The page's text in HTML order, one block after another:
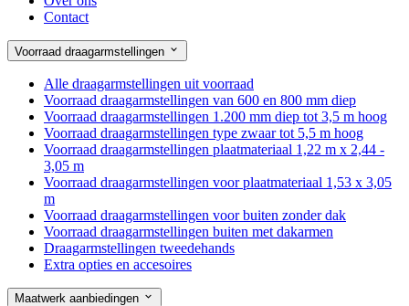
Contact
Voorraad draagarmstellingen
Alle draagarmstellingen uit voorraad
Voorraad draagarmstellingen van 600 en 800 mm diep
Voorraad draagarmstellingen 1.200 mm diep tot 3,5 m hoog
Voorraad draagarmstellingen type zwaar tot 5,5 m hoog
Voorraad draagarmstellingen plaatmateriaal 1,22 m x 2,44 -
3,05 m
Voorraad draagarmstellingen voor plaatmateriaal 1,53 x 3,05
m
Voorraad draagarmstellingen voor buiten zonder dak
Voorraad draagarmstellingen buiten met dakarmen
Draagarmstellingen tweedehands
Extra opties en accesoires
Maatwerk aanbiedingen